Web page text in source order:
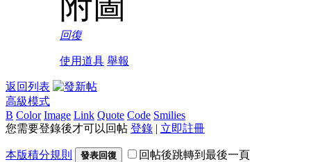
回復
使用道具 舉報
返回列表
高級模式
B Color Image Link Quote Code Smilies
您需要登錄後才可以回帖 登錄 | 立即註冊
本版積分規則 發表回復 回帖後跳轉到最後一頁